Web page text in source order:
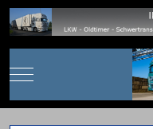
Mobile Menu Toggle